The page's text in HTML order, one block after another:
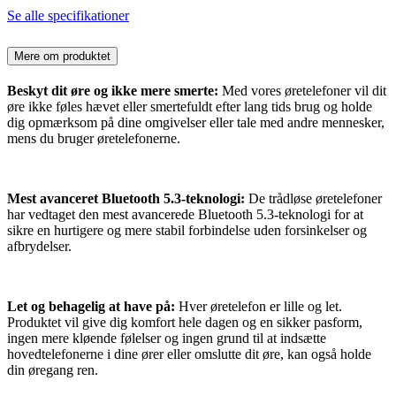
Se alle specifikationer
Mere om produktet
Beskyt dit øre og ikke mere smerte: Med vores øretelefoner vil dit
øre ikke føles hævet eller smertefuldt efter lang tids brug og holde
dig opmærksom på dine omgivelser eller tale med andre mennesker,
mens du bruger øretelefonerne.
Mest avanceret Bluetooth 5.3-teknologi: De trådløse øretelefoner
har vedtaget den mest avancerede Bluetooth 5.3-teknologi for at
sikre en hurtigere og mere stabil forbindelse uden forsinkelser og
afbrydelser.
Let og behagelig at have på: Hver øretelefon er lille og let.
Produktet vil give dig komfort hele dagen og en sikker pasform,
ingen mere kløende følelser og ingen grund til at indsætte
hovedtelefonerne i dine ører eller omslutte dit øre, kan også holde
din øregang ren.